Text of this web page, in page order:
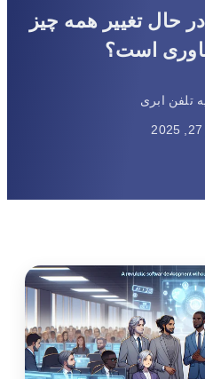
حال تغییر همه چیز
است؟
تلفن ابری